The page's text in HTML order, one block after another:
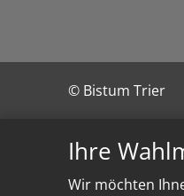
Ihre
Wir möchten
© Bistum Trier